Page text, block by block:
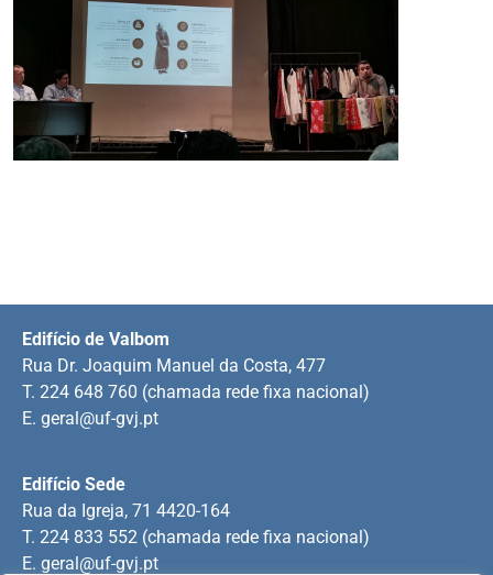
Edifício Sede
Rua da Igreja, 71 4420-164
T. 224 833 552 (chamada rede fixa nacional)
E. geral@uf-gvj.pt
Edifício de Valbom
Rua Dr. Joaquim Manuel da Costa, 477
T. 224 648 760 (chamada rede fixa nacional)
E. geral@uf-gvj.pt